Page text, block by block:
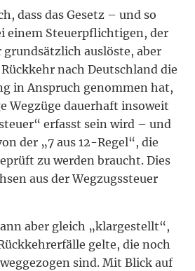
dass das Gesetz – und so
einem Steuer­pflichtigen, der
grundsätzlich auslöste, aber
nach Deutschland die
in Anspruch genommen hat,
Wegzüge dauerhaft insoweit
erfasst sein wird – und
der „7 aus 12-Regel“, die
zu werden braucht. Dies
aus der Wegzugssteuer
aber gleich „klargestellt“,
gelte, die noch
sind. Mit Blick auf